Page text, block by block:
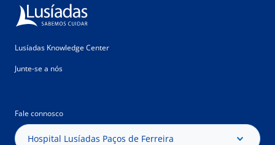
Lusíadas Knowledge Center
Junte-se a nós
Fale connosco
Hospital Lusíadas Paços de Ferreira